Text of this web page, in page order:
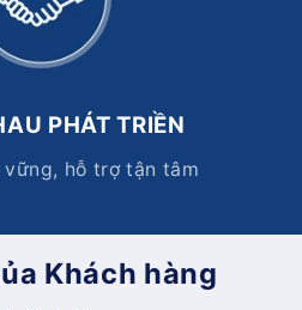
PHÁT TRIỀN
hỗ trợ tận tâm
Khách hàng